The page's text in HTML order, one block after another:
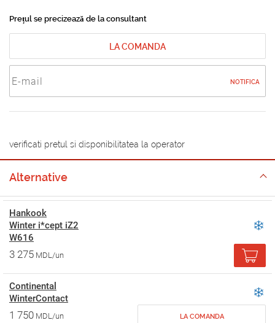
Prețul se precizează de la consultant
LA COMANDA
NOTIFICA
verificati pretul si disponibilitatea la operator
Alternative
Hankook
Winter i*cept iZ2
W616
3 275 MDL/un
Continental
WinterContact
1 750 MDL/un LA COMANDA